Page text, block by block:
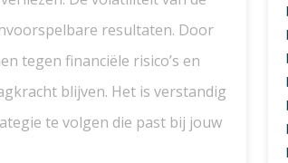
resultaten. Door
tegen financiële risico’s en
blijven. Het is verstandig
te volgen die past bij jouw